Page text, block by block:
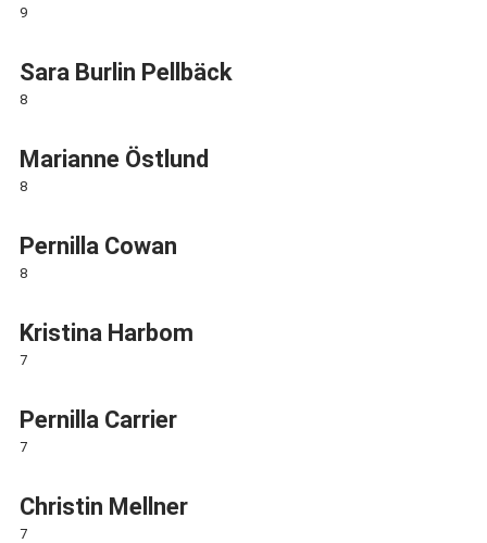
9
Sara Burlin Pellbäck
8
Marianne Östlund
8
Pernilla Cowan
8
Kristina Harbom
7
Pernilla Carrier
7
Christin Mellner
7